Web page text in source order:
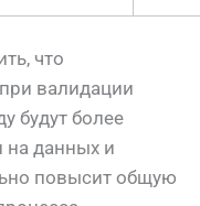
что
валидации
будут более
данных и
повысит общую